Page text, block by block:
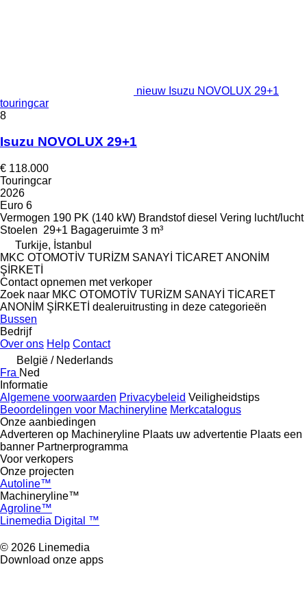
nieuw Isuzu NOVOLUX 29+1
touringcar
8
Isuzu NOVOLUX 29+1
€ 118.000
Touringcar
2026
Euro 6
Vermogen 190 PK (140 kW) Brandstof diesel Vering lucht/lucht
Stoelen 29+1 Bagageruimte 3 m³
Turkije, İstanbul
MKC OTOMOTİV TURİZM SANAYİ TİCARET ANONİM
ŞİRKETİ
Contact opnemen met verkoper
Zoek naar MKC OTOMOTİV TURİZM SANAYİ TİCARET
ANONİM ŞİRKETİ dealeruitrusting in deze categorieën
Bussen
Bedrijf
Over ons Help Contact
België / Nederlands
Fra Ned
Informatie
Algemene voorwaarden Privacybeleid Veiligheidstips
Beoordelingen voor Machineryline Merkcatalogus
Onze aanbiedingen
Adverteren op Machineryline Plaats uw advertentie Plaats een
banner Partnerprogramma
Voor verkopers
Onze projecten
Autoline™
Machineryline™
Agroline™
Linemedia Digital ™
© 2026 Linemedia
Download onze apps